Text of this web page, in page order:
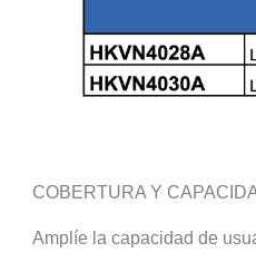
COBERTURA Y
Amplíe la capacidad de